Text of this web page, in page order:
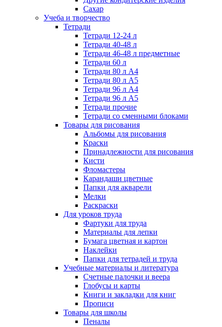
Сахар
Учеба и творчество
Тетради
Тетради 12-24 л
Тетради 40-48 л
Тетради 46-48 л предметные
Тетради 60 л
Тетради 80 л А4
Тетради 80 л А5
Тетради 96 л А4
Тетради 96 л А5
Тетради прочие
Тетради со сменными блоками
Товары для рисования
Альбомы для рисования
Краски
Принадлежности для рисования
Кисти
Фломастеры
Карандаши цветные
Папки для акварели
Мелки
Раскраски
Для уроков труда
Фартуки для труда
Материалы для лепки
Бумага цветная и картон
Наклейки
Папки для тетрадей и труда
Учебные материалы и литература
Счетные палочки и веера
Глобусы и карты
Книги и закладки для книг
Прописи
Товары для школы
Пеналы